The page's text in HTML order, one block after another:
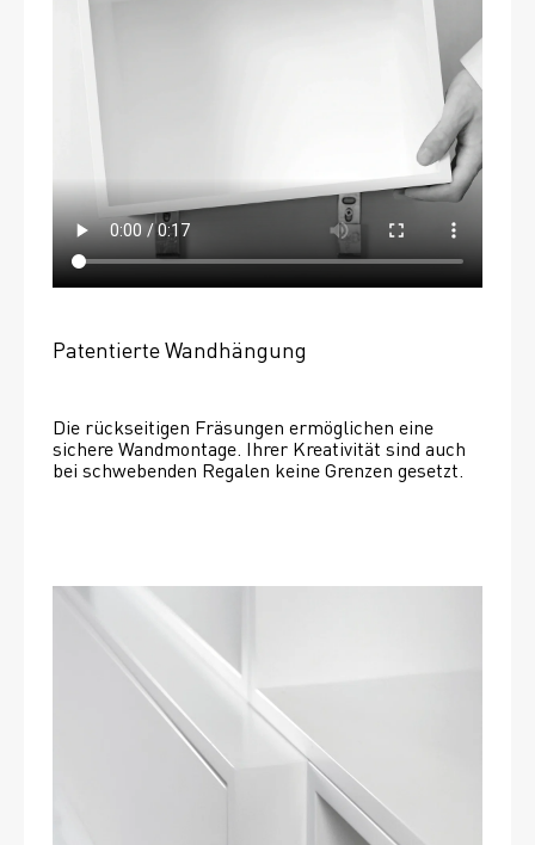
Patentierte Wandhängung
Die rückseitigen Fräsungen ermöglichen eine
sichere Wandmontage. Ihrer Kreativität sind auch
bei schwebenden Regalen keine Grenzen gesetzt.